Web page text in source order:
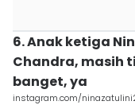
6. Anak ketiga
Chandra, masih
banget, ya
instagram.com/